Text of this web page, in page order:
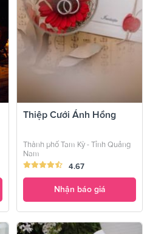
Thiệp Cưới Ánh Hồng
Thành phố Tam Kỳ - Tỉnh Quảng
Nam
4.67
Nhận báo giá